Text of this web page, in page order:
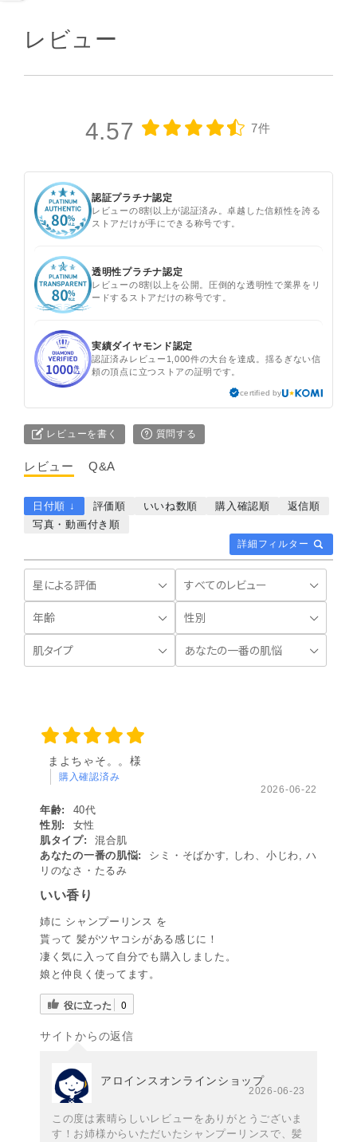
レビュー
4.57 7件
認証プラチナ認定
レビューの8割以上が認証済み。卓越した信頼性を誇る
ストアだけが手にできる称号です。
透明性プラチナ認定
レビューの8割以上を公開。圧倒的な透明性で業界をリ
ードするストアだけの称号です。
実績ダイヤモンド認定
認証済みレビュー1,000件の大台を達成。揺るぎない信
頼の頂点に立つストアの証明です。
certified by
レビューを書く 質問する
レビュー Q&A
詳細フィルター
日付順 ↓ 評価順 いいね数順 購入確認順
返信順
写真・動画付き順
まよちゃそ。。様
購入確認済み
2026-06-22
年齢:
40代
性別:
女性
肌タイプ:
混合肌
あなたの一番の肌悩:
シミ・そばかす, しわ、小じわ, ハ
リのなさ・たるみ
いい香り
姉に シャンプーリンス を
貰って 髪がツヤコシがある感じに！
凄く気に入って自分でも購入しました。
娘と仲良く使ってます。
役に立った 0
サイトからの返信
アロインスオンラインショップ
2026-06-23
この度は素晴らしいレビューをありがとうございま
す！お姉様からいただいたシャンプーリンスで、髪